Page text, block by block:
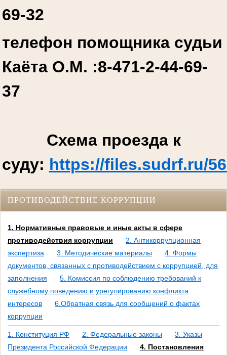
69-32
телефон помощника судьи
Каёта О.М. :8-471-2-44-69-
37
Схема проезда к
суду: https://files.sudrf.ru/
ПРОТИВОДЕЙСТВИЕ КОРРУПЦИИ
1. Нормативные правовые и иные акты в сфере
противодействия коррупции
2. Антикоррупционная
экспертиза
3. Методические материалы
4. Формы
документов, связанных с противодействием с коррупцией, для
заполнения
5. Комиссия по соблюдению требований к
служебному поведению и урегулированию конфликта
интересов
6.Обратная связь для сообщений о фактах
коррупции
1. Конституция РФ 2. Федеральные законы
3. Указы
Президента Российской Федерации
4. Постановления